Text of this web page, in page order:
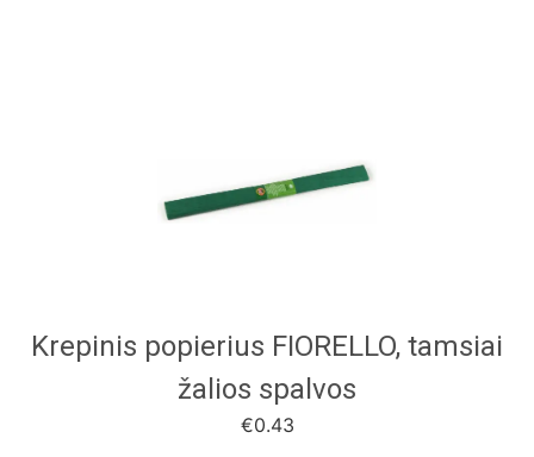
Krepinis popierius FIORELLO, tamsiai
žalios spalvos
€0.43